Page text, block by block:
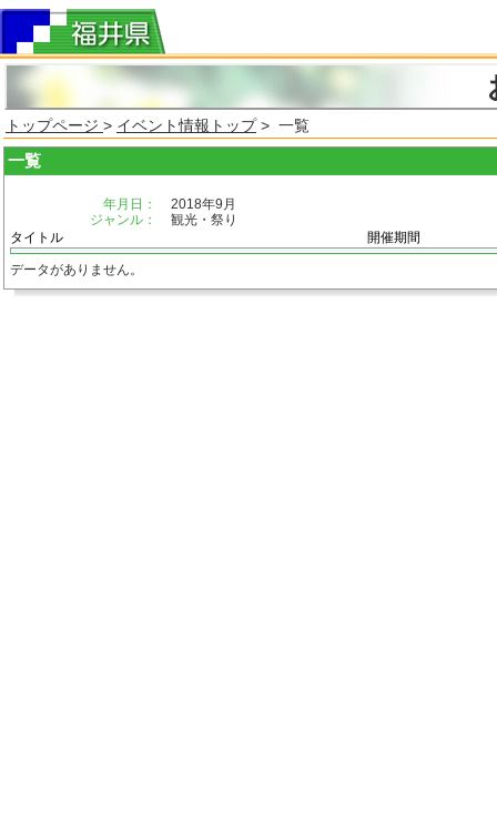
トップページ > イベント情報トップ> 一覧
一覧
年月日：
2018年9月
ジャンル：
観光・祭り
タイトル
開催期間
データがありません。